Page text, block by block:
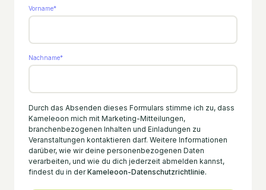
Vorname*
Nachname*
Durch das Absenden dieses Formulars stimme ich zu, dass
Kameleoon mich mit Marketing-Mitteilungen,
branchenbezogenen Inhalten und Einladungen zu
Veranstaltungen kontaktieren darf. Weitere Informationen
darüber, wie wir deine personenbezogenen Daten
verarbeiten, und wie du dich jederzeit abmelden kannst,
findest du in derKameleoon-Datenschutzrichtlinie.